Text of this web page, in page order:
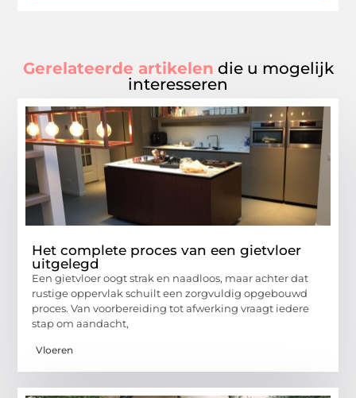
Gerelateerde artikelen die u mogelijk
interesseren
Het complete proces van een gietvloer
uitgelegd
Een gietvloer oogt strak en naadloos, maar achter dat
rustige oppervlak schuilt een zorgvuldig opgebouwd
proces. Van voorbereiding tot afwerking vraagt iedere
stap om aandacht,
Vloeren